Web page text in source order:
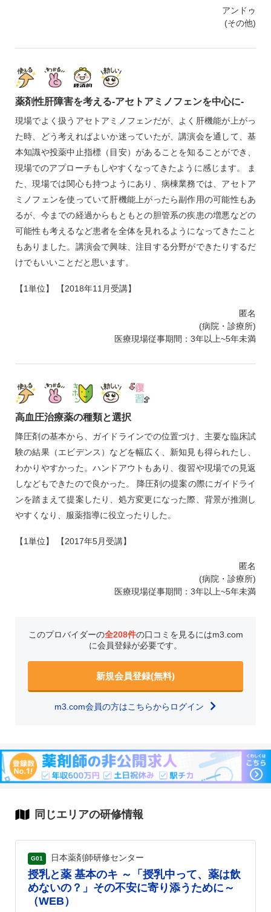
アンドゥ
(その他)
薬剤性肝障害を考える‐アセトアミノフェンを中心に‐
現場でよく扱うアセトアミノフェンだが、よく肝機能が上がっ
た時、どう考えればよいか迷っていたが、講演会を通して、基
本知識や投薬中止指標（目安）があることを知ることができ、
現場でのアプローチもしやすくなってきたように感じます。 ま
た、現場では関心も持つようにあり、病棟業務では、アセトア
ミノフェンを使っていて肝機能上がったら副作用の可能性もあ
るが、今までの経過からもともとの胆管系の疾患の増悪などの
可能性も考えるなど患者を全体を見れるようになってきたこと
もありました。講演会で興味、注目する分野ができたりするだ
けでもいいことだと思います。
【1単位】 【2018年11月受講】
匿名
(病院・診療所)
医療現場従事期間：3年以上~5年未満
高血圧治療薬の種類と選択
降圧剤の基本から、ガイドラインでの位置づけ、主要な臨床試
験の結果（エビデンス）などを幅広く、新知見も得られたし、
わかりやすかった。ハンドアウトもあり、復習や現場での見返
しなどもできたので良かった。 降圧剤の提案の際にガイドライ
ンを踏まえて提案したり、処方変更になった際、背景が推測し
やすくなり、服薬指導に役立ったりした。
【1単位】 【2017年5月受講】
匿名
(病院・診療所)
医療現場従事期間：3年以上~5年未満
このプロバイダーの全208件の口コミを見るにはm3.com
に会員登録が必要です。
新規会員登録(無料)
m3.com会員の方はこちらからログイン
同じエリアの研修情報
G01 日本薬剤師研修センター
授乳と薬 基本のキ ～「授乳中って、薬は飲
めないの？」その不安に寄り添うために～
（WEB）